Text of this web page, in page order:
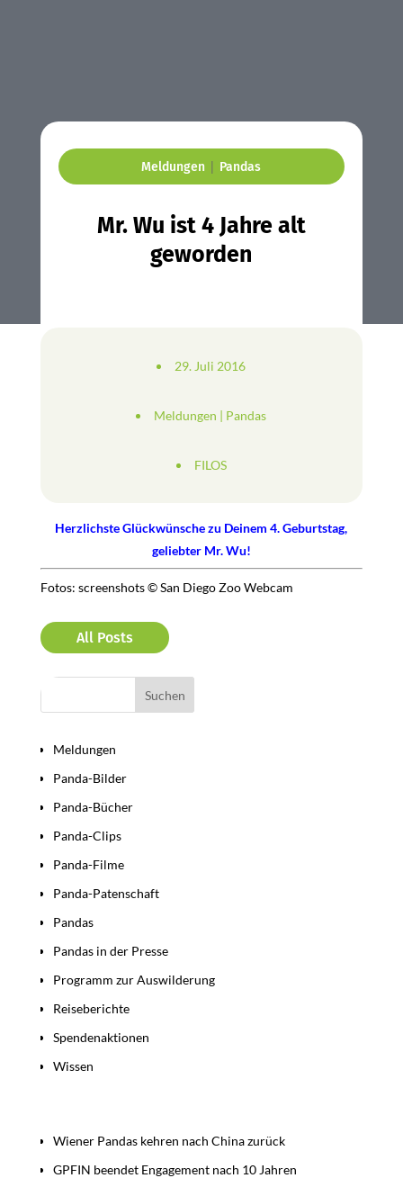
Meldungen | Pandas
Mr. Wu ist 4 Jahre alt
geworden
29. Juli 2016
Meldungen | Pandas
FILOS
Herzlichste Glückwünsche zu Deinem 4. Geburtstag,
geliebter Mr. Wu!
Fotos: screenshots © San Diego Zoo Webcam
All Posts
Meldungen
Panda-Bilder
Panda-Bücher
Panda-Clips
Panda-Filme
Panda-Patenschaft
Pandas
Pandas in der Presse
Programm zur Auswilderung
Reiseberichte
Spendenaktionen
Wissen
Wiener Pandas kehren nach China zurück
GPFIN beendet Engagement nach 10 Jahren